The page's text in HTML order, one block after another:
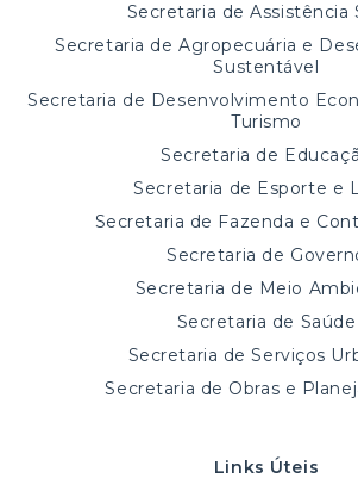
Secretaria de Assistência
Secretaria de Agropecuária e
Sustentável
Secretaria de Desenvolvimento
Turismo
Secretaria de
Secretaria de Esporte e
Secretaria de Fazenda e
Secretaria de
Secretaria de Meio
Secretaria de Saúde
Secretaria de Serviços
Secretaria de Obras e
Links Úteis